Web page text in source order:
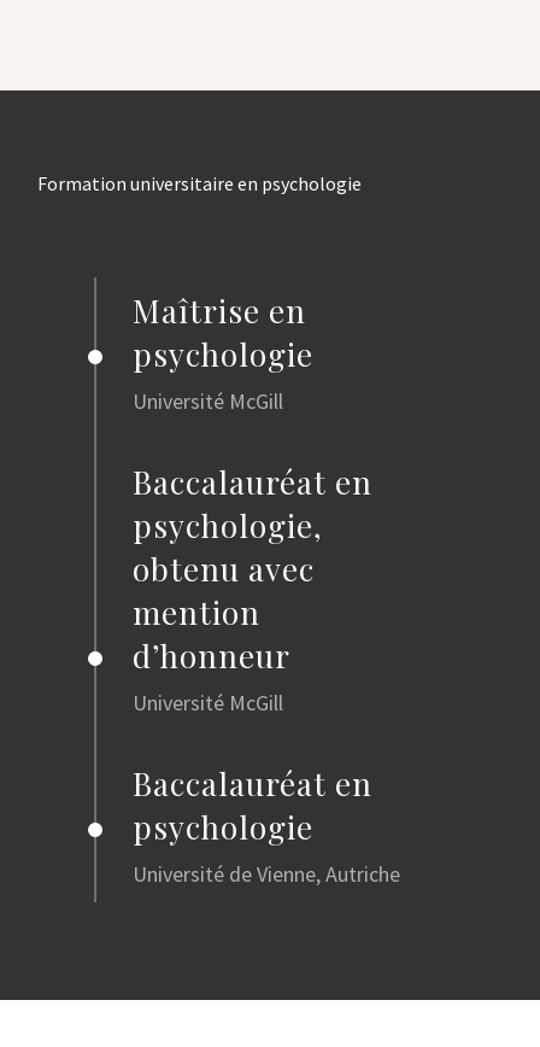
Formation universitaire en psychologie
Maîtrise en
psychologie
Université McGill
Baccalauréat en
psychologie,
obtenu avec
mention
d’honneur
Université McGill
Baccalauréat en
psychologie
Université de Vienne, Autriche